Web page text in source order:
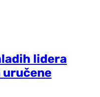
lidera
uručene